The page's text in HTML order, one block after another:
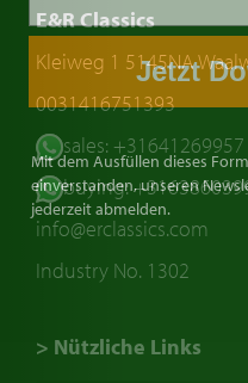
E&R Classics
Kleiweg 1 5145NA
0031416751393
sales: +31641269957
buying:
info@erclassics.com
Industry No. 1302
> Nützliche Links
Jetzt
Mit dem Ausfüllen dieses
einverstanden, unseren
jederzeit abmelden.